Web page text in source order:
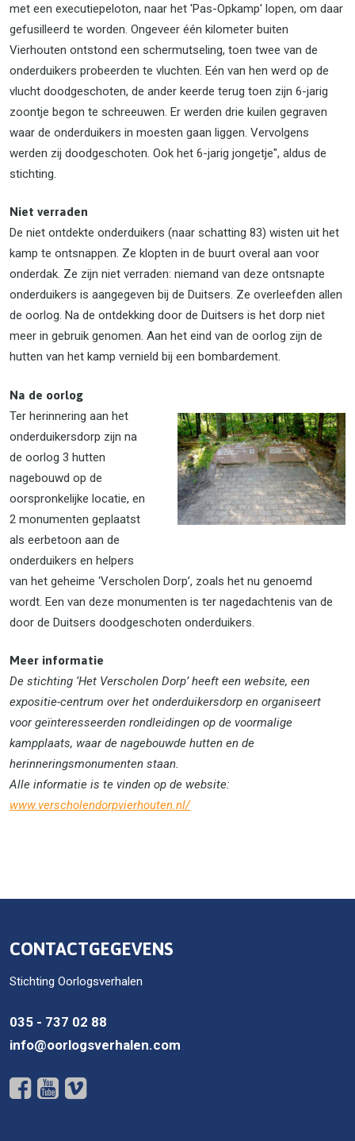
met een executiepeloton, naar het 'Pas-Opkamp' lopen, om daar
gefusilleerd te worden. Ongeveer één kilometer buiten
Vierhouten ontstond een schermutseling, toen twee van de
onderduikers probeerden te vluchten. Eén van hen werd op de
vlucht doodgeschoten, de ander keerde terug toen zijn 6-jarig
zoontje begon te schreeuwen. Er werden drie kuilen gegraven
waar de onderduikers in moesten gaan liggen. Vervolgens
werden zij doodgeschoten. Ook het 6-jarig jongetje", aldus de
stichting.
Niet verraden
De niet ontdekte onderduikers (naar schatting 83) wisten uit het
kamp te ontsnappen. Ze klopten in de buurt overal aan voor
onderdak. Ze zijn niet verraden: niemand van deze ontsnapte
onderduikers is aangegeven bij de Duitsers. Ze overleefden allen
de oorlog. Na de ontdekking door de Duitsers is het dorp niet
meer in gebruik genomen. Aan het eind van de oorlog zijn de
hutten van het kamp vernield bij een bombardement.
Na de oorlog
Ter herinnering aan het
onderduikersdorp zijn na
de oorlog 3 hutten
nagebouwd op de
oorspronkelijke locatie, en
2 monumenten geplaatst
als eerbetoon aan de
onderduikers en helpers
van het geheime ‘Verscholen Dorp’, zoals het nu genoemd
wordt. Een van deze monumenten is ter nagedachtenis van de
door de Duitsers doodgeschoten onderduikers.
Meer informatie
De stichting ‘Het Verscholen Dorp’ heeft een website, een
expositie-centrum over het onderduikersdorp en organiseert
voor geïnteresseerden rondleidingen op de voormalige
kampplaats, waar de nagebouwde hutten en de
herinneringsmonumenten staan.
Alle informatie is te vinden op de website:
www.verscholendorpvierhouten.nl/
CONTACTGEGEVENS
Stichting Oorlogsverhalen
035 - 737 02 88
info@oorlogsverhalen.com